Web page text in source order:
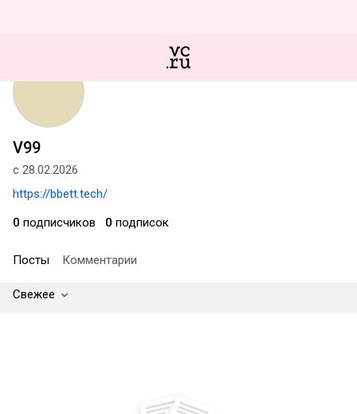
V99
с 28.02.2026
https://bbett.tech/
0 подписчиков 0 подписок
Посты Комментарии
Свежее